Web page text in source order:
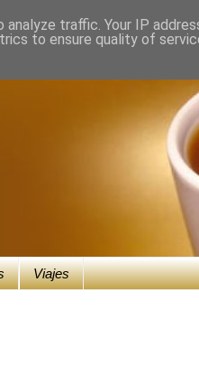
Viajes
traffic. Your IP
to ensure quality of